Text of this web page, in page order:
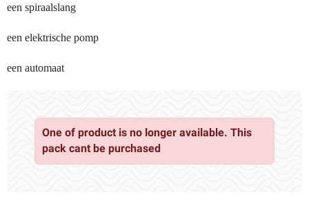
een spiraalslang
een elektrische pomp
een automaat
One of product is no longer available. This
pack cant be purchased